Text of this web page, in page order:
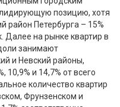
позицию, хотя
район Петербурга – 15%
Далее на рынке квартир в
занимают
и Невский районы,
10,9% и 14,7% от всего
количество квартир
Фрунзенском и